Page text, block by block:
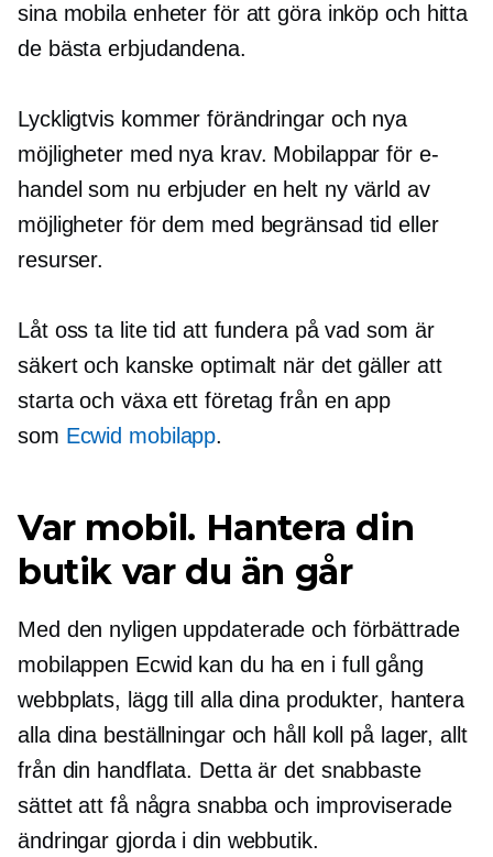
sina mobila enheter för att göra inköp och hitta
de bästa erbjudandena.
Lyckligtvis kommer förändringar och nya
möjligheter med nya krav. Mobilappar för e-
handel som nu erbjuder en helt ny värld av
möjligheter för dem med begränsad tid eller
resurser.
Låt oss ta lite tid att fundera på vad som är
säkert och kanske optimalt när det gäller att
starta och växa ett företag från en app
som Ecwid mobilapp.
Var mobil. Hantera din
butik var du än går
Med den nyligen uppdaterade och förbättrade
mobilappen Ecwid kan du ha en i full gång
webbplats, lägg till alla dina produkter, hantera
alla dina beställningar och håll koll på lager, allt
från din handflata. Detta är det snabbaste
sättet att få några snabba och improviserade
ändringar gjorda i din webbutik.